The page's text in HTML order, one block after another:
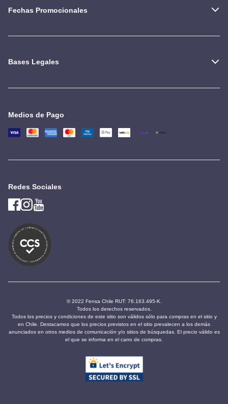
Fechas Promocionales
Bases Legales
Medios de Pago
Redes Sociales
© 2022 Fensa Chile RUT: 76.163.495-K.
Todos los derechos reservados.
Todos los precios y condiciones de este sitio son válidos sólo para compras en el sitio y
en Chile. Destacamos que los precios previstos en el sitio prevalecen a los demás
anunciados en otros medios de comunicación y/o sitios de búsquedas. El precio válido es
el que se informa en el carro de compras.